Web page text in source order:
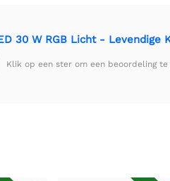
30 W RGB Licht - Levendige
Klik op een ster om een beoordeling te